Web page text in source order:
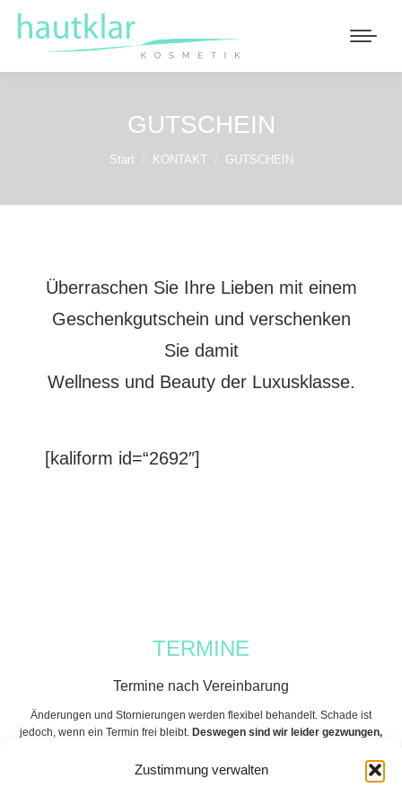
Zustimmung verwalten
GUTSCHEIN
Sie befinden sich hier:
Start KONTAKT GUTSCHEIN
Überraschen Sie Ihre Lieben mit einem
Geschenkgutschein und verschenken
Sie damit
Wellness und Beauty der Luxusklasse.
[kaliform id=“2692″]
TERMINE
Termine nach Vereinbarung
Änderungen und Stornierungen werden flexibel behandelt. Schade ist
jedoch, wenn ein Termin frei bleibt. Deswegen sind wir leider gezwungen,